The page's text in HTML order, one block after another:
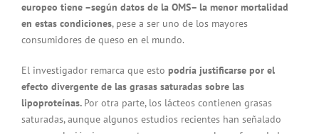
europeo tiene –según datos de la OMS– la menor mortalidad
en estas condiciones, pese a ser uno de los mayores
consumidores de queso en el mundo.
El investigador remarca que esto podría justificarse por el
efecto divergente de las grasas saturadas sobre las
lipoproteínas. Por otra parte, los lácteos contienen grasas
saturadas, aunque algunos estudios recientes han señalado